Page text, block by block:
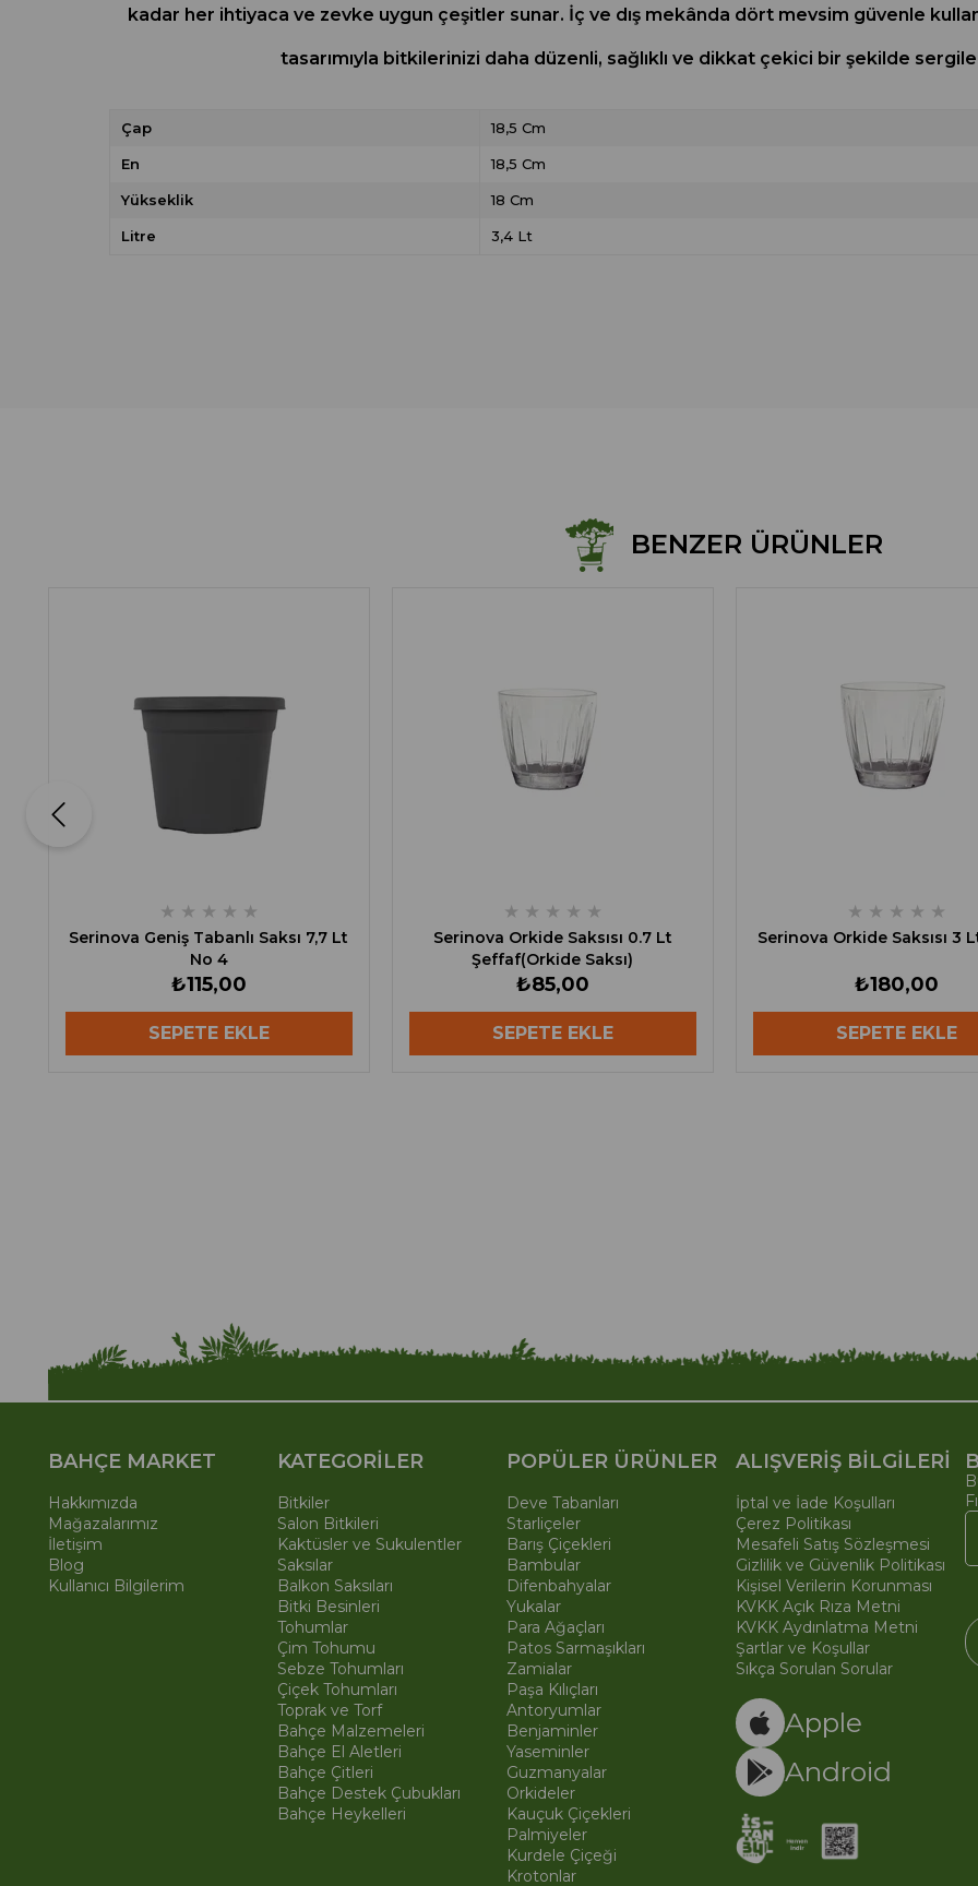
kadar her ihtiyaca ve zevke uygun çeşitler sunar. İç ve dış mekânda dört mevsim güvenle
tasarımıyla bitkilerinizi daha düzenli, sağlıklı ve dikkat çekici bir şekilde
Çap 18,5 Cm
En 18,5 Cm
Yükseklik 18 Cm
Litre 3,4 Lt
BENZER ÜRÜNLER
★ ★ ★ ★ ★
Serinova Geniş Tabanlı Saksı 7,7 Lt
No 4
₺115,00
SEPETE EKLE
★ ★ ★ ★ ★
Serinova Orkide Saksısı 0.7 Lt
Şeffaf(Orkide Saksı)
₺85,00
SEPETE EKLE
★ ★ ★ ★ ★
Serinova Orkide Saksısı 3
₺180,00
SEPETE EKLE
BAHÇE MARKET
Hakkımızda
Mağazalarımız
İletişim
Blog
Kullanıcı Bilgilerim
KATEGORİLER
Bitkiler
Salon Bitkileri
Kaktüsler ve Sukulentler
Saksılar
Balkon Saksıları
Bitki Besinleri
Tohumlar
Çim Tohumu
Sebze Tohumları
Çiçek Tohumları
Toprak ve Torf
Bahçe Malzemeleri
Bahçe El Aletleri
Bahçe Çitleri
Bahçe Destek Çubukları
Bahçe Heykelleri
POPÜLER ÜRÜNLER
Deve Tabanları
Starliçeler
Barış Çiçekleri
Bambular
Difenbahyalar
Yukalar
Para Ağaçları
Patos Sarmaşıkları
Zamialar
Paşa Kılıçları
Antoryumlar
Benjaminler
Yaseminler
Guzmanyalar
Orkideler
Kauçuk Çiçekleri
Palmiyeler
Kurdele Çiçeği
Krotonlar
ALIŞVERİŞ BİLGİLERİ
İptal ve İade Koşulları
Çerez Politikası
Mesafeli Satış Sözleşmesi
Gizlilik ve Güvenlik Politikası
Kişisel Verilerin Korunması
KVKK Açık Rıza Metni
KVKK Aydınlatma Metni
Şartlar ve Koşullar
Sıkça Sorulan Sorular
Apple
Android